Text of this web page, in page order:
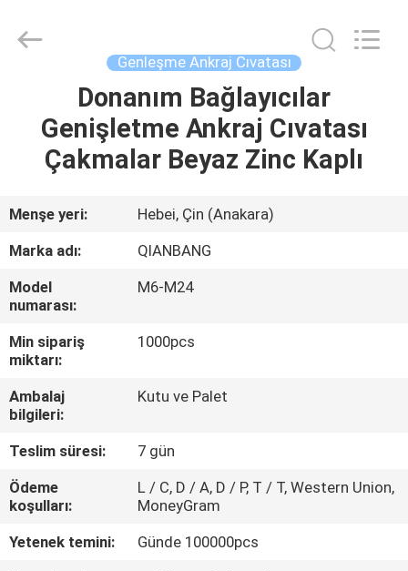
ÜRÜN:%
HAKKIMIZDA
FABRIKA
TURU
KALITE
KONTROL
BIZIMLE
ILETIŞIME
GEÇIN
EXPORT
TRADING
Genleşme Ankraj Cıvatası
Donanım Bağlayıcılar
Genişletme Ankraj Cıvatası
Çakmalar Beyaz Zinc Kaplı
Menşe yeri:
Hebei, Çin (Anakara)
Marka adı:
QIANBANG
Model
numarası:
M6-M24
Min sipariş
miktarı:
1000pcs
Ambalaj
bilgileri:
Kutu ve Palet
Teslim süresi:
7 gün
Ödeme
koşulları:
L / C, D / A, D / P, T / T, Western Union,
MoneyGram
Yetenek temini:
Günde 100000pcs